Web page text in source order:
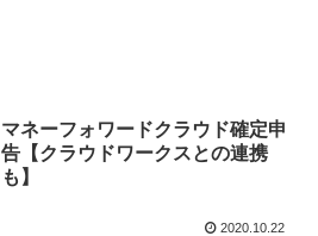
マネーフォワードクラウド確定申
告【クラウドワークスとの連携
も】
2020.10.22